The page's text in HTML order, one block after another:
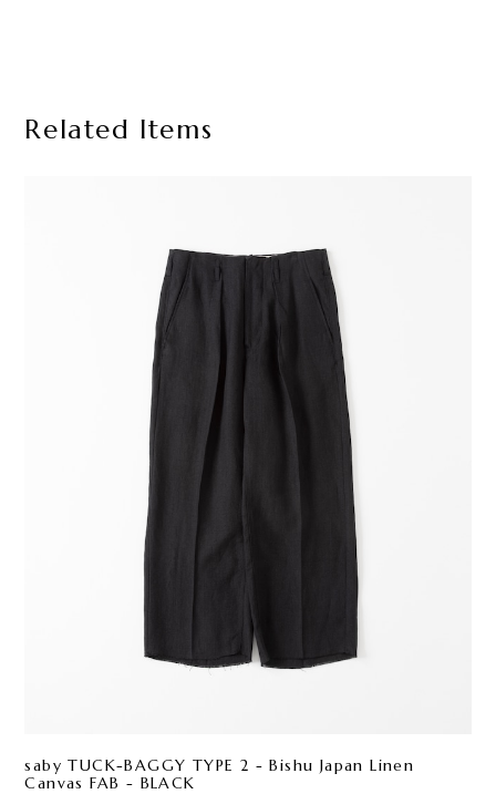
Related Items
saby TUCK-BAGGY TYPE 2 - Bishu Japan Linen
Canvas FAB - BLACK